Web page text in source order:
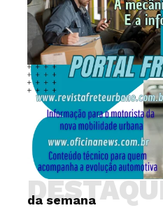
da semana